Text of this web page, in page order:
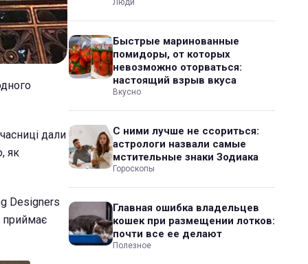
дали
як
Designers
приймає
Люди
Быстрые маринованные
помидоры, от которых
невозможно оторваться:
настоящий взрыв вкуса
Вкусно
С ними лучше не ссориться:
астрологи назвали самые
мстительные знаки Зодиака
Гороскопы
Главная ошибка владельцев
кошек при размещении лотков:
почти все ее делают
Полезное